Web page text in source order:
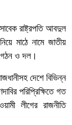
রাষ্ট্রপতি আবদুল
মাঠে নামে জাতীয়
ও দল।
দেশে বিভিন্ন
পরিপ্রিক্ষিতে গত
লীগের রাজনীতি